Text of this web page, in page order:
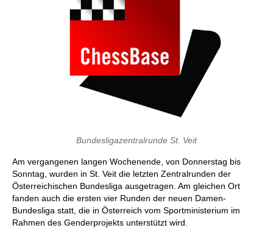
Bundesligazentralrunde St. Veit
Am vergangenen langen Wochenende, von Donnerstag bis
Sonntag, wurden in St. Veit die letzten Zentralrunden der
Österreichischen Bundesliga ausgetragen. Am gleichen Ort
fanden auch die ersten vier Runden der neuen Damen-
Bundesliga statt, die in Österreich vom Sportministerium im
Rahmen des Genderprojekts unterstützt wird.